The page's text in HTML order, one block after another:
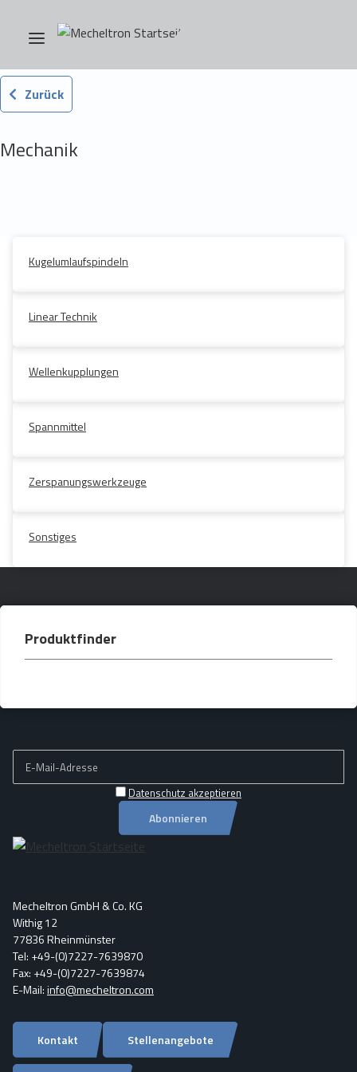
Zurück
Mechanik
Kugelumlaufspindeln
Linear Technik
Wellenkupplungen
Spannmittel
Zerspanungswerkzeuge
Sonstiges
Produktfinder
Mecheltron GmbH & Co. KG
Withig 12
77836 Rheinmünster
Tel: +49-(0)7227-7639870
Fax: +49-(0)7227-7639874
E-Mail:info@mecheltron.com
Stellenangebote
Kontakt
Datenschutz akzeptieren
Abonnieren